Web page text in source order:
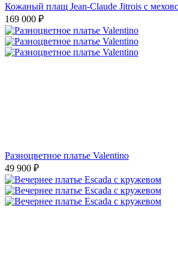
Кожаный плащ Jean-Claude Jitrois с
169 000 ₽
Разноцветное платье Valentino
49 900 ₽